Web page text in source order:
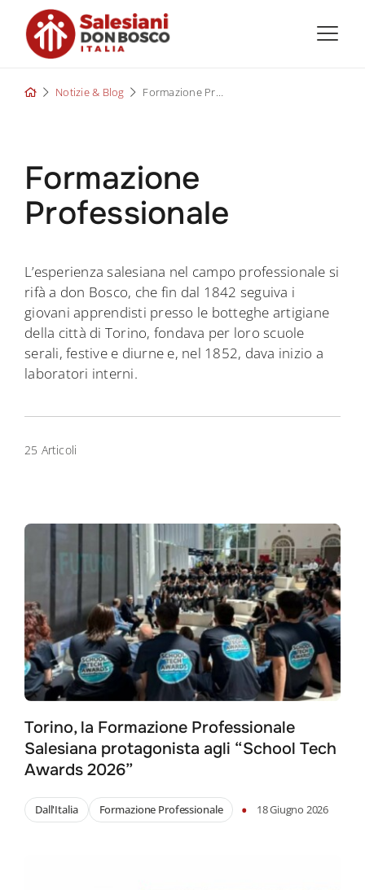
content
Notizie & Blog Formazione Professionale
Formazione
Professionale
L’esperienza salesiana nel campo professionale si
rifà a don Bosco, che fin dal 1842 seguiva i
giovani apprendisti presso le botteghe artigiane
della città di Torino, fondava per loro scuole
serali, festive e diurne e, nel 1852, dava inizio a
laboratori interni.
25 Articoli
Torino, la Formazione Professionale
Salesiana protagonista agli “School Tech
Awards 2026”
Dall'Italia Formazione Professionale • 18 Giugno 2026